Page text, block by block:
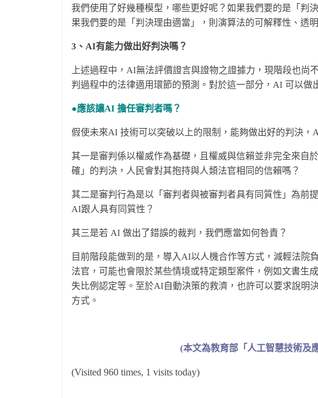
我們使用了好幾種模型，哪些更好呢？如果我們要的是「判
果我們要的是「判決理由適當」，則演算法的可解釋性、透
3、AI有能力做出好判決嗎？
上述過程中，AI無法評價證言與證物之證據力，現階段也
判過程中的法律適用環節的預測。對於這一部分，AI 可以做
●應該讓AI 擔任審判者嗎？
假使未來AI 技術可以突破以上的限制，能夠做出好的判決，
其一是審判係以權威作為基礎，且權威與信賴並非完全來自
確」的判決，人民會對其抱持與人類法官相同的信賴嗎？
其二是審判行為是以「審判者與被審判者具有同質性」為前
AI跟人具有同質性？
其三是若 AI 做出了錯誤的裁判，我們應當如何咎責？
目前階段能做到的是，導入AI以人機合作等方式，減輕法
法官，可能也會限於某些情境或特定類型案件，例如文書生
失比例認定等。至於AI自動決策的救濟，也許可以要求說明
方式。
(本文為教育部「人工智慧技術及
(Visited 960 times, 1 visits today)